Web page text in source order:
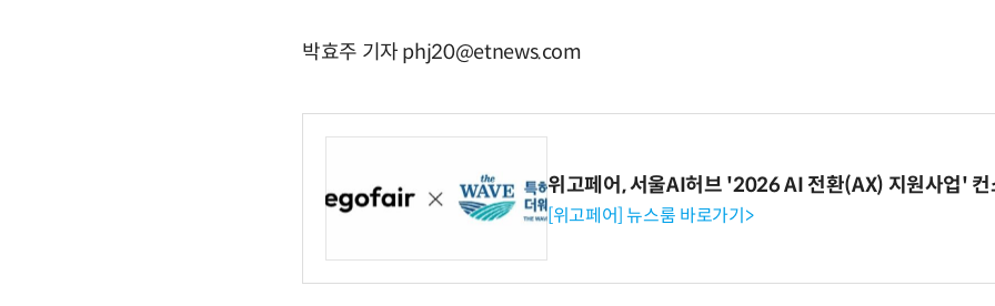
박효주 기자 phj20@etnews.com
위고페어, 서울AI허브 '2026 AI 전환(AX) 지원사업' 컨
[위고페어] 뉴스룸 바로가기>